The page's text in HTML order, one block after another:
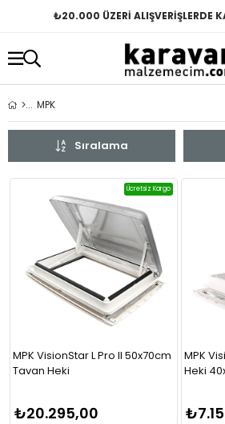
₺20.000 ÜZERİ ALIŞVERİŞLERDE
MPK
Sıralama
MPK VisionStar L Pro II 50x70cm
Tavan Heki
₺20.295,00
Ücretsiz Kargo
MPK
Heki